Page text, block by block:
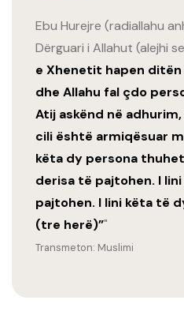
Ebu Hurejre (radiallahu
Dërguari i Allahut (alejhi
e Xhenetit hapen
dhe Allahu fal çdo
Atij askënd në
cili është armiqësuar
këta dy persona
derisa të pajtohen. I
pajtohen. I lini këta të
(tre herë)”"
Transmeton: Muslimi